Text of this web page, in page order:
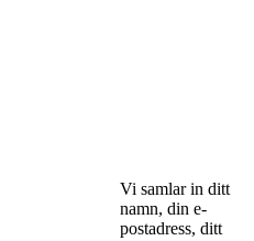
Vi samlar in ditt
namn, din e-
postadress, ditt